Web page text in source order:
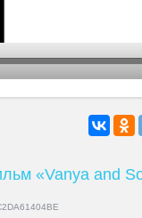
«Vanya and